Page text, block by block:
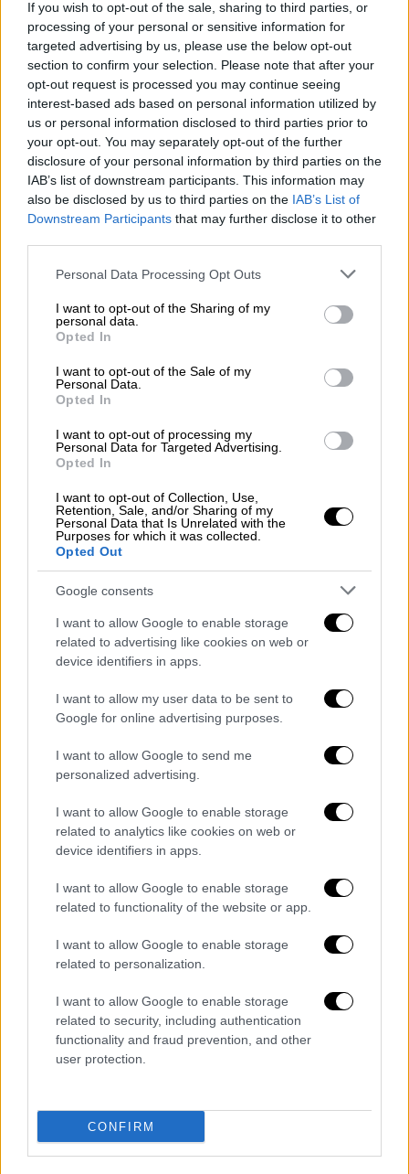
If you wish to opt-out of the sale, sharing to third parties, or
processing of your personal or sensitive information for
targeted advertising by us, please use the below opt-out
section to confirm your selection. Please note that after your
opt-out request is processed you may continue seeing
interest-based ads based on personal information utilized by
us or personal information disclosed to third parties prior to
your opt-out. You may separately opt-out of the further
disclosure of your personal information by third parties on the
IAB’s list of downstream participants. This information may
also be disclosed by us to third parties on the IAB’s List of
Downstream Participants that may further disclose it to other
Please note that this website/app uses one or more Google
not limited to your visit or usage behaviour. You may click to
grant or deny consent to Google and its third-party tags to
use your data for below specified purposes in below Google
consent section.
Personal Data Processing Opt Outs
I want to opt-out of the Sharing of my
personal data.
Opted In
I want to opt-out of the Sale of my
Personal Data.
Opted In
I want to opt-out of processing my
Personal Data for Targeted Advertising.
Opted In
I want to opt-out of Collection, Use,
Retention, Sale, and/or Sharing of my
Personal Data that Is Unrelated with the
Purposes for which it was collected.
Opted Out
Google consents
I want to allow Google to enable storage
related to advertising like cookies on web or
device identifiers in apps.
I want to allow my user data to be sent to
Google for online advertising purposes.
I want to allow Google to send me
personalized advertising.
I want to allow Google to enable storage
related to analytics like cookies on web or
device identifiers in apps.
I want to allow Google to enable storage
related to functionality of the website or app.
I want to allow Google to enable storage
related to personalization.
I want to allow Google to enable storage
related to security, including authentication
functionality and fraud prevention, and other
user protection.
CONFIRM
Σε παράταση για δεύτερη φορά της
προθεσμίας σχετικά με την υποβολή των
δικαιολογητικών για την ένταξη στο
αγροτικό τιμολόγιο της ΔΕΗ, προχωρά η
κυβέρνηση, έπειτα από συνεργασία της
ηγεσίας του Υπουργείου Αγροτικής
Ανάπτυξης και Τροφίμων (ΥΠΑΑΤ) και του
Υπουργείου Περιβάλλοντος και Ενέργειας.
Συγκεκριμένα, η προθεσμία που έληγε στο
τέλος Σεπτεμβρίου, παρατείνεται ως τις 31
Δεκεμβρίου. Η παράταση κρίθηκε αναγκαία,
συγκεντρώσουν τα δικαιολογητικά, αφού
δεν έχει ολοκληρωθεί ακόμα η
καλλιεργητική περίοδος, ενώ και οι
αρμόδιες δημόσιες υπηρεσίες δεν
μπορούσαν να εξυπηρετήσουν τους
δικαιούχους εντός της προθεσμίας, λόγω
αυξημένου φόρτου εργασίας.
Παράλληλα, έπειτα από συνεννόηση της
ηγεσίας του ΥΠΑΑΤ με την ΔΕΗ, δίνεται μια
τελευταία ευκαιρία στους αγρότες για τη
ρύθμιση οφειλών. Η ευκαιρία αυτή αφορά
επίσης όσους είχαν προχωρήσει σε
διακανονισμό και δεν μπορούσαν να
ανταπεξέλθουν, αλλά ακόμα και όσους έχουν
λάβει ειδοποίηση διακοπής της
Η καταβολή της πρώτης δόσης θα μπορεί να
γίνει από την 1η Νοεμβρίου ώστε οι αγρότες
να έχουν εισπράξει εντωμεταξύ από τον
ενισχύσεις και να διαθέτουν επαρκή
ρευστότητα.
Σε ό,τι αφορά δε το ζήτημα της
προκαταβολής που ζητά η ΔΕΗ, επειδή
ανταποκριθούν πολλοί αγρότες στην
υποχρέωση καταβολής του 30% της
συνολικής οφειλής για την ένταξη στη
δεύτερη ρύθμιση, από τη ΔΕΗ θα γίνεται
εξατομικευμένη εξέταση κάθε αιτήματος,
προκειμένου να λαμβάνεται η τελική
της προκαταβολής.
Διαβάστε ακόμη